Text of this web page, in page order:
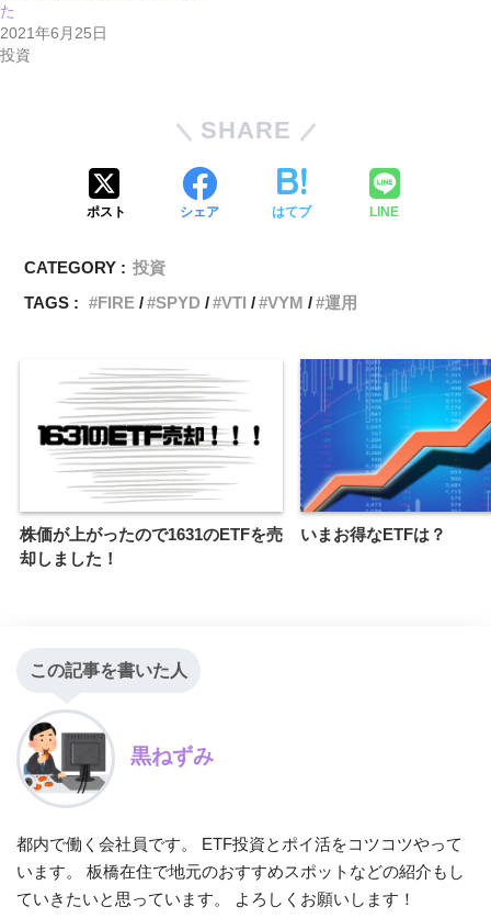
た
2021年6月25日
投資
SHARE
ポスト シェア はてブ LINE
CATEGORY : 投資
TAGS :
FIRE SPYD VTI VYM 運用
株価が上がったので1631のETFを売
却しました！
いまお得なETFは？
この記事を書いた人
黒ねずみ
都内で働く会社員です。 ETF投資とポイ活をコツコツやって
います。 板橋在住で地元のおすすめスポットなどの紹介もし
ていきたいと思っています。 よろしくお願いします！